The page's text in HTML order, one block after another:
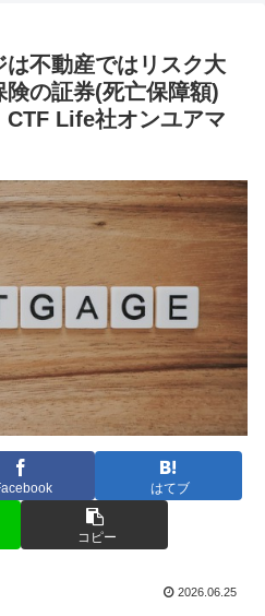
は不動産ではリスク大
の証券(死亡保障額)
CTF Life社オンユアマ
はてブ
コピー
2026.06.25